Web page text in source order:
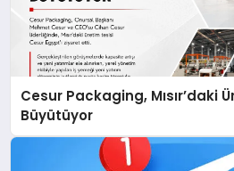
Cesur Packaging, Mısır’daki
Büyütüyor